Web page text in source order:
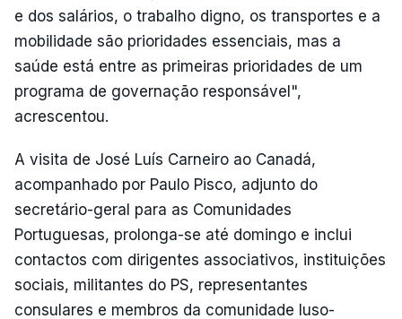
e dos salários, o trabalho digno, os transportes e a
mobilidade são prioridades essenciais, mas a
saúde está entre as primeiras prioridades de um
programa de governação responsável",
acrescentou.
A visita de José Luís Carneiro ao Canadá,
acompanhado por Paulo Pisco, adjunto do
secretário-geral para as Comunidades
Portuguesas, prolonga-se até domingo e inclui
contactos com dirigentes associativos, instituições
sociais, militantes do PS, representantes
consulares e membros da comunidade luso-